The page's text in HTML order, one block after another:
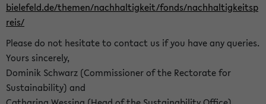
bielefeld.de/themen/nachhaltigkeit/fonds/nachhaltigkeitsp
reis/
Please do not hesitate to contact us if you have any queries.
Yours sincerely,
Dominik Schwarz (Commissioner of the Rectorate for
Sustainability) and